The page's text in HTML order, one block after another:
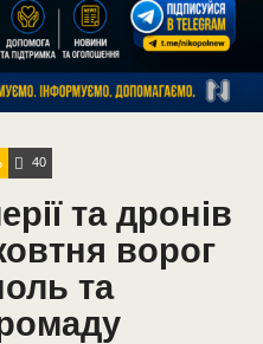
40
та дронів
ворог
та